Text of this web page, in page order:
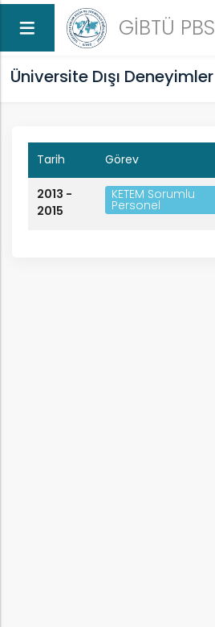
GİBTÜ PBS
Üniversite Dışı Deneyimler
Tarih Görev
2013 -
2015
KETEM Sorumlu
Personel